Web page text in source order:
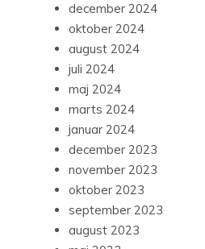
december 2024
oktober 2024
august 2024
juli 2024
maj 2024
marts 2024
januar 2024
december 2023
november 2023
oktober 2023
september 2023
august 2023